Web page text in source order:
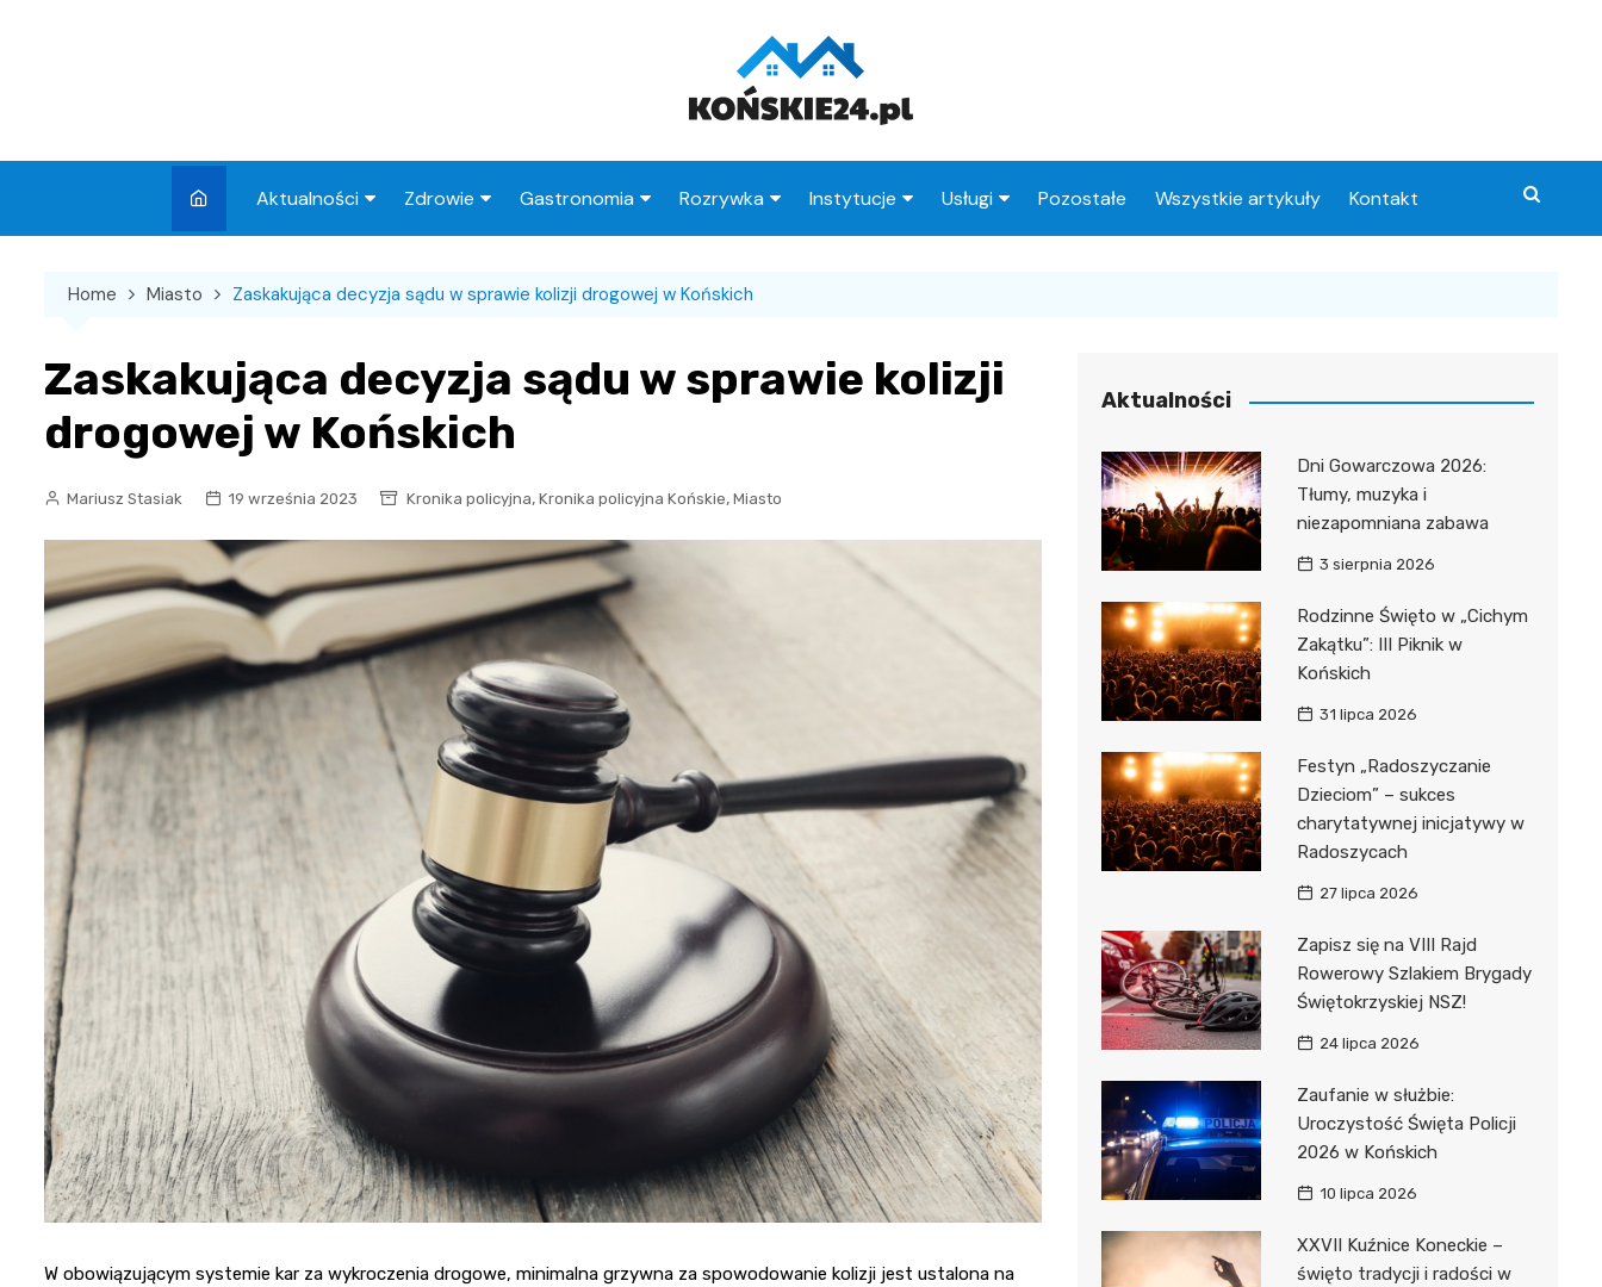
Aktualności
Wydarzenia
Kronika policyjna
Wypadek
Sport
Podróże
Biznes
Zdrowie
Szpital
Sklepy medyczne
Gastronomia
Kawiarnie
Rozrywka
Wesele
Instytucje
MOPS
Usługi
Radcy prawni
Pozostałe Wszystkie artykuły Kontakt
Home Miasto Zaskakująca decyzja sądu w sprawie kolizji drogowej w Końskich
Zaskakująca decyzja sądu w sprawie kolizji
drogowej w Końskich
Mariusz Stasiak 19 września 2023 Kronika policyjna, Kronika policyjna Końskie, Miasto
W obowiązującym systemie kar za wykroczenia drogowe, minimalna grzywna za spowodowanie kolizji jest ustalona na
Aktualności
Dni Gowarczowa 2026:
Tłumy, muzyka i
niezapomniana zabawa
3 sierpnia 2026
Rodzinne Święto w „Cichym
Zakątku”: III Piknik w
Końskich
31 lipca 2026
Festyn „Radoszyczanie
Dzieciom” – sukces
charytatywnej inicjatywy w
Radoszycach
27 lipca 2026
Zapisz się na VIII Rajd
Rowerowy Szlakiem Brygady
Świętokrzyskiej NSZ!
24 lipca 2026
Zaufanie w służbie:
Uroczystość Święta Policji
2026 w Końskich
10 lipca 2026
XXVII Kuźnice Koneckie –
święto tradycji i radości w